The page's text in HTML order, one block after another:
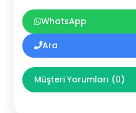
WhatsApp
Ara
Müşteri Yorumları (0)